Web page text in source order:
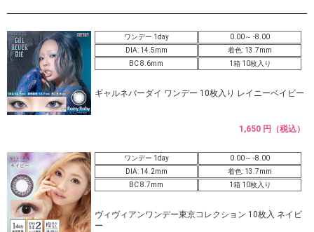
ワンデー 1day
0.00～ -8.00
DIA: 14.5mm
着色: 13.7mm
BC 8.6mm
1箱 10枚入り
ギャルネバーダイ ワンデー 10枚入り レイニーベイビー
1,650 円（税込）
ワンデー 1day
0.00～ -8.00
DIA: 14.2mm
着色: 13.7mm
BC 8.7mm
1箱 10枚入り
ヴィヴィアンワンデー東京コレクション 10枚入 ネイビ
ー